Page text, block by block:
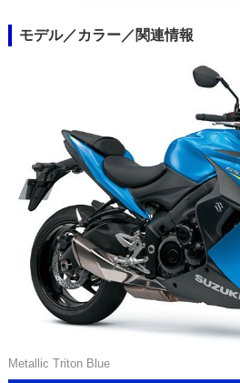
モデル／カラー／関連情報
Metallic Triton Blue